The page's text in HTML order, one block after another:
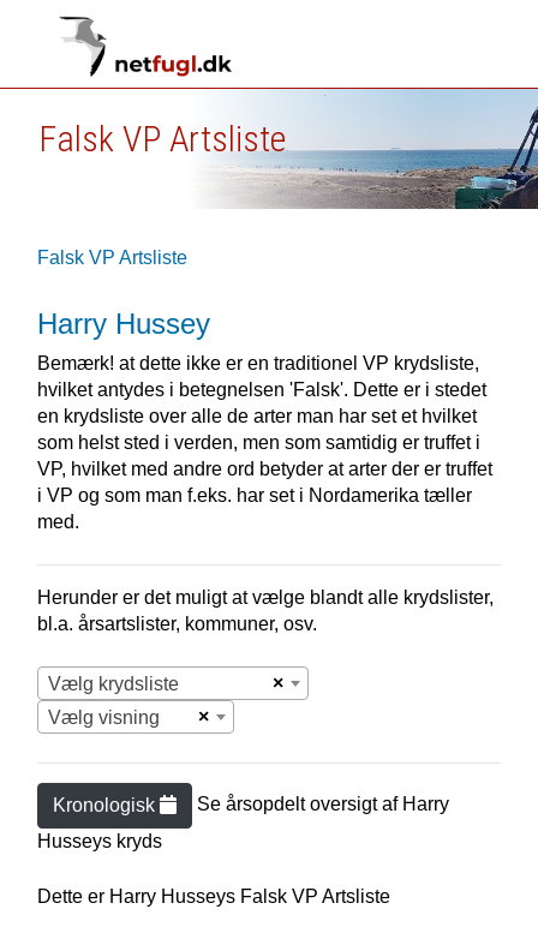
Falsk VP Artsliste
Falsk VP Artsliste
Harry Hussey
Bemærk! at dette ikke er en traditionel VP krydsliste,
hvilket antydes i betegnelsen 'Falsk'. Dette er i stedet
en krydsliste over alle de arter man har set et hvilket
som helst sted i verden, men som samtidig er truffet i
VP, hvilket med andre ord betyder at arter der er truffet
i VP og som man f.eks. har set i Nordamerika tæller
med.
Herunder er det muligt at vælge blandt alle krydslister,
bl.a. årsartslister, kommuner, osv.
×
Vælg krydsliste
×
Vælg visning
Kronologisk Se årsopdelt oversigt af Harry
Husseys kryds
Dette er Harry Husseys Falsk VP Artsliste